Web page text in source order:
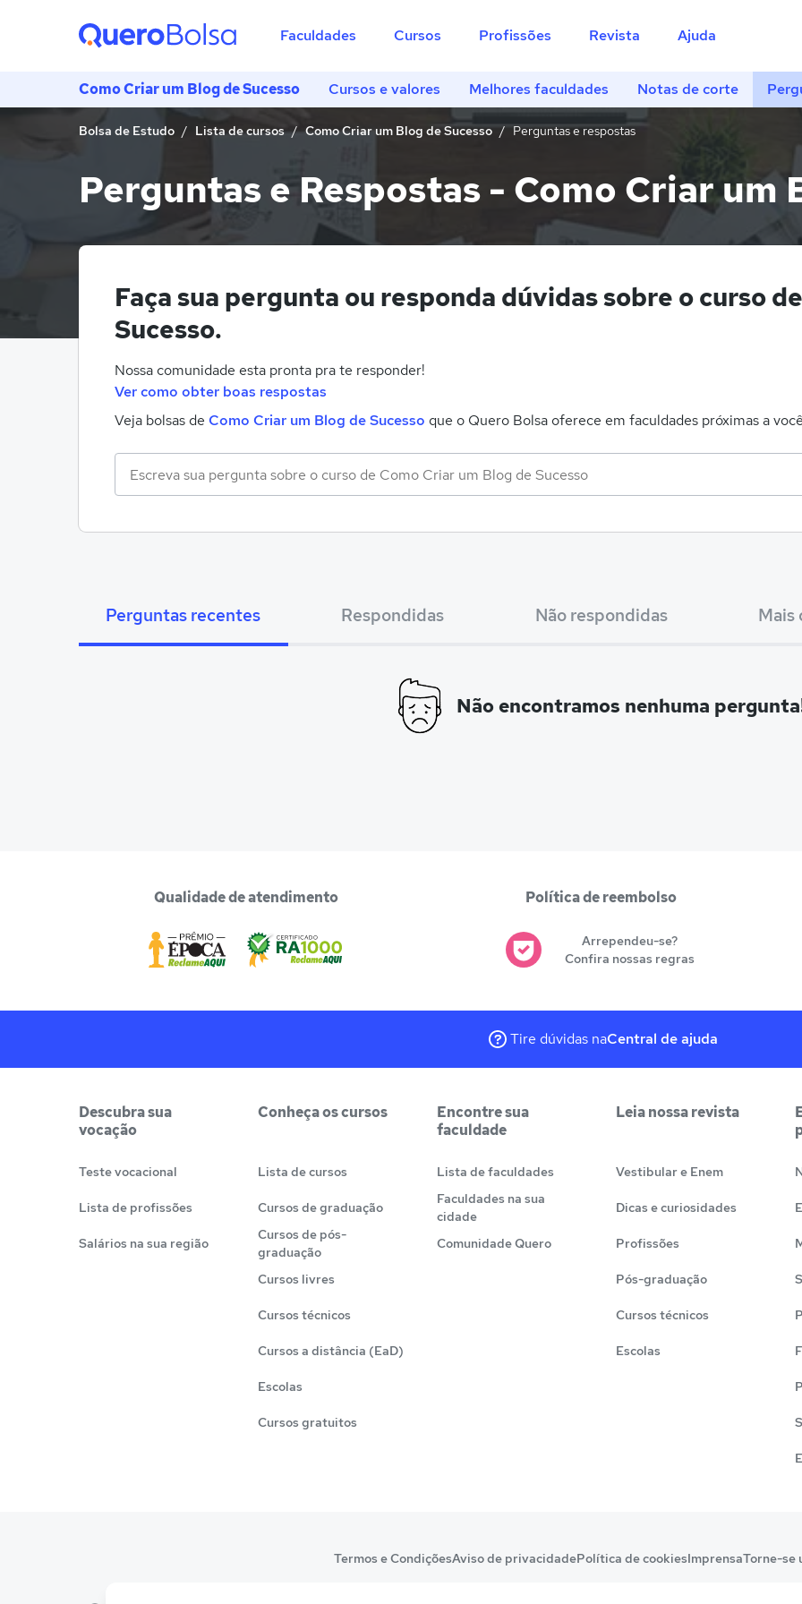
Faculdades Cursos Profissões Revista Ajuda
Como Criar um Blog de Sucesso Cursos e valores Melhores faculdades Notas de corte
Bolsa de Estudo Lista de cursos Como Criar um Blog de Sucesso Perguntas e respostas
Perguntas e Respostas - Como Criar um
Faça sua pergunta ou responda dúvidas sobre o curso
Sucesso.
Nossa comunidade esta pronta pra te responder!
Ver como obter boas respostas
Veja bolsas de Como Criar um Blog de Sucesso que o Quero Bolsa oferece em faculdades próximas a
Perguntas recentes Respondidas Não respondidas Mais
Não encontramos nenhuma
Qualidade de atendimento Política de reembolso
Arrependeu-se?
Confira nossas regras
Tire dúvidas naCentral de ajuda
Descubra sua
vocação
Teste vocacional
Lista de profissões
Salários na sua região
Conheça os cursos
Lista de cursos
Cursos de graduação
Cursos de pós-
graduação
Cursos livres
Cursos técnicos
Cursos a distância (EaD)
Escolas
Cursos gratuitos
Encontre sua
faculdade
Lista de faculdades
Faculdades na sua
cidade
Comunidade Quero
Leia nossa revista
Vestibular e Enem
Dicas e curiosidades
Profissões
Pós-graduação
Cursos técnicos
Escolas
Termos e CondiçõesAviso de privacidadePolítica de cookiesImprensaTorne-se